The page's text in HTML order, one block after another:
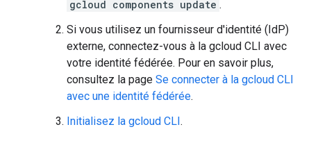
gcloud components update .
Si vous utilisez un fournisseur d'identité (IdP)
externe, connectez-vous à la gcloud CLI avec
votre identité fédérée. Pour en savoir plus,
consultez la page Se connecter à la gcloud CLI
avec une identité fédérée.
Initialisez la gcloud CLI.